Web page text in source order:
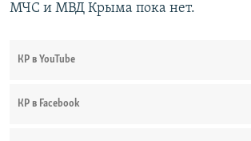
МЧС и МВД Крыма пока нет.
КР в YouTube
КР в Facebook